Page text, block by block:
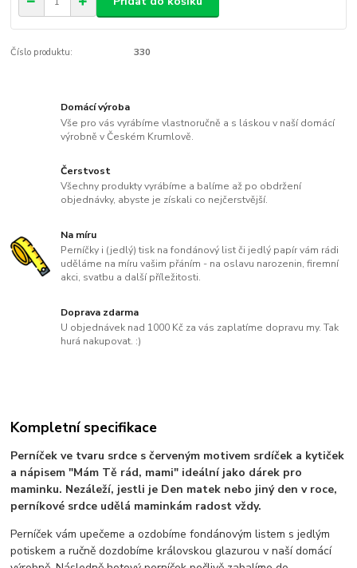
Číslo produktu: 330
Domácí výroba
Vše pro vás vyrábíme vlastnoručně a s láskou v naší domácí
výrobně v Českém Krumlově.
Čerstvost
Všechny produkty vyrábíme a balíme až po obdržení
objednávky, abyste je získali co nejčerstvější.
Na míru
Perníčky i (jedlý) tisk na fondánový list či jedlý papír vám rádi
uděláme na míru vašim přáním - na oslavu narozenin, firemní
akci, svatbu a další příležitosti.
Doprava zdarma
U objednávek nad 1000 Kč za vás zaplatíme dopravu my. Tak
hurá nakupovat. :)
Kompletní specifikace
Perníček ve tvaru srdce s červeným motivem srdíček a kytiček
a nápisem "Mám Tě rád, mami" ideální jako dárek pro
maminku. Nezáleží, jestli je Den matek nebo jiný den v roce,
perníkové srdce udělá maminkám radost vždy.
Perníček vám upečeme a ozdobíme fondánovým listem s jedlým
potiskem a ručně dozdobíme královskou glazurou v naší domácí